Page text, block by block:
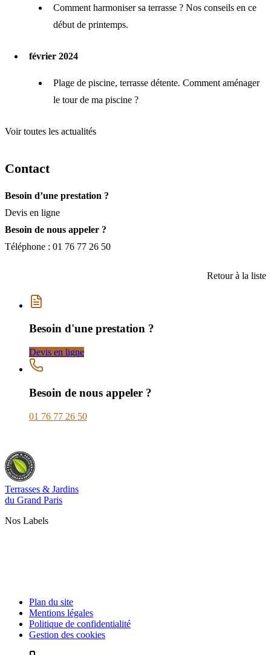
Comment harmoniser sa terrasse ? Nos conseils en ce
début de printemps.
février 2024
Plage de piscine, terrasse détente. Comment aménager
le tour de ma piscine ?
Voir toutes les actualités
Contact
Besoin d’une prestation ?
Devis en ligne
Besoin de nous appeler ?
Téléphone : 01 76 77 26 50
Retour à la liste
Besoin d'une prestation ?
Devis en ligne
Besoin de nous appeler ?
01 76 77 26 50
Terrasses & Jardins
du Grand Paris
Nos Labels
Plan du site
Mentions légales
Politique de confidentialité
Gestion des cookies